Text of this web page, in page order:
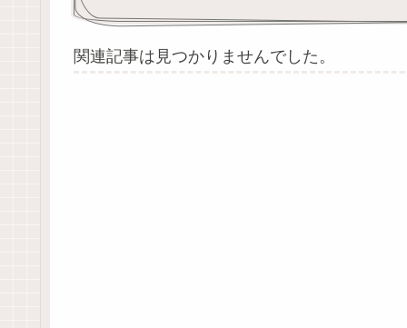
関連記事は見つかりませんでした。